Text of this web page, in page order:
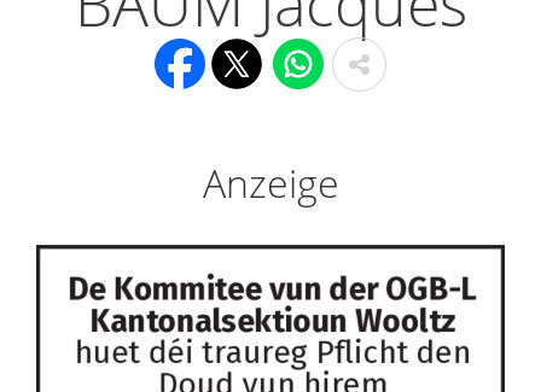
Anzeige